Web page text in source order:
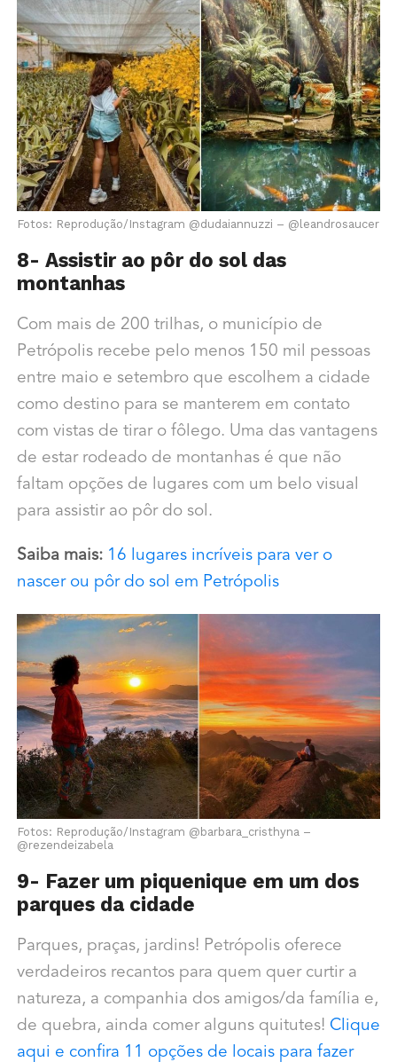
Fotos: Reprodução/Instagram @dudaiannuzzi – @leandrosaucer
8- Assistir ao pôr do sol das
montanhas
Com mais de 200 trilhas, o município de
Petrópolis recebe pelo menos 150 mil pessoas
entre maio e setembro que escolhem a cidade
como destino para se manterem em contato
com vistas de tirar o fôlego. Uma das vantagens
de estar rodeado de montanhas é que não
faltam opções de lugares com um belo visual
para assistir ao pôr do sol.
Saiba mais: 16 lugares incríveis para ver o
nascer ou pôr do sol em Petrópolis
Fotos: Reprodução/Instagram @barbara_cristhyna –
@rezendeizabela
9- Fazer um piquenique em um dos
parques da cidade
Parques, praças, jardins! Petrópolis oferece
verdadeiros recantos para quem quer curtir a
natureza, a companhia dos amigos/da família e,
de quebra, ainda comer alguns quitutes! Clique
aqui e confira 11 opções de locais para fazer